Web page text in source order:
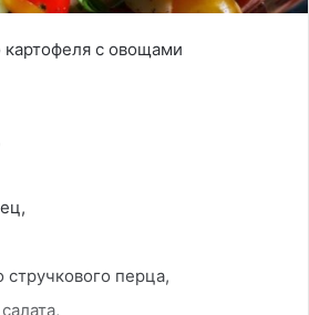
картофеля с овощами
стручкового перца,